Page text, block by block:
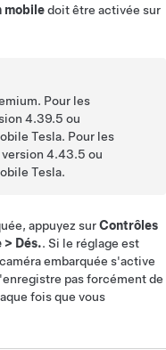
mobiledoit être activée sur
Pour les
4.39.5 ou
Tesla. Pour les
4.43.5 ou
Tesla.
appuyez surContrôles
> Dés.. Si le réglage est
embarquée s'active
pas forcément de
fois que vous